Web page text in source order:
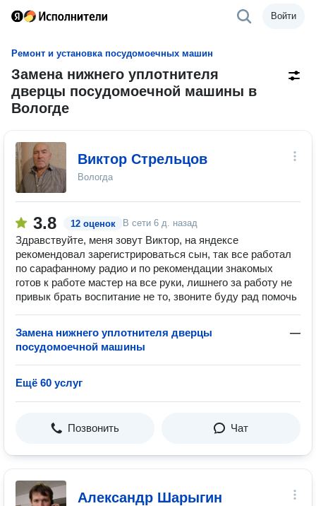
Войти
Ремонт и установка посудомоечных машин
Замена нижнего уплотнителя
дверцы посудомоечной машины в
Вологде
Виктор Стрельцов
Вологда
3.8 12 оценок В сети 6 д. назад
Здравствуйте, меня зовут Виктор, на яндексе
рекомендовал зарегистрироваться сын, так все работал
по сарафанному радио и по рекомендации знакомых
готов к работе мастер на все руки, лишнего за работу не
привык брать воспитание не то, звоните буду рад помочь
Замена нижнего уплотнителя дверцы
посудомоечной машины
—
Ещё 60 услуг
Позвонить Чат
Александр Шарыгин